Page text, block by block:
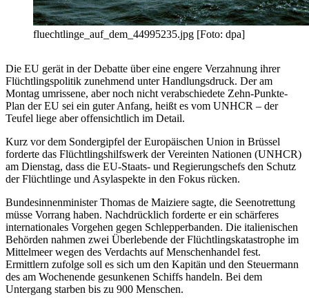
fluechtlinge_auf_dem_44995235.jpg [Foto: dpa]
Die EU gerät in der Debatte über eine engere Verzahnung ihrer
Flüchtlingspolitik zunehmend unter Handlungsdruck. Der am
Montag umrissene, aber noch nicht verabschiedete Zehn-Punkte-
Plan der EU sei ein guter Anfang, heißt es vom UNHCR – der
Teufel liege aber offensichtlich im Detail.
Kurz vor dem Sondergipfel der Europäischen Union in Brüssel
forderte das Flüchtlingshilfswerk der Vereinten Nationen (UNHCR)
am Dienstag, dass die EU-Staats- und Regierungschefs den Schutz
der Flüchtlinge und Asylaspekte in den Fokus rücken.
Bundesinnenminister Thomas de Maiziere sagte, die Seenotrettung
müsse Vorrang haben. Nachdrücklich forderte er ein schärferes
internationales Vorgehen gegen Schlepperbanden. Die italienischen
Behörden nahmen zwei Überlebende der Flüchtlingskatastrophe im
Mittelmeer wegen des Verdachts auf Menschenhandel fest.
Ermittlern zufolge soll es sich um den Kapitän und den Steuermann
des am Wochenende gesunkenen Schiffs handeln. Bei dem
Untergang starben bis zu 900 Menschen.